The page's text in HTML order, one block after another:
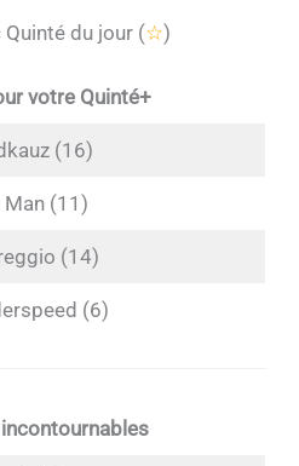
du jour (☆)
votre Quinté+
(16)
Man (11)
(14)
(6)